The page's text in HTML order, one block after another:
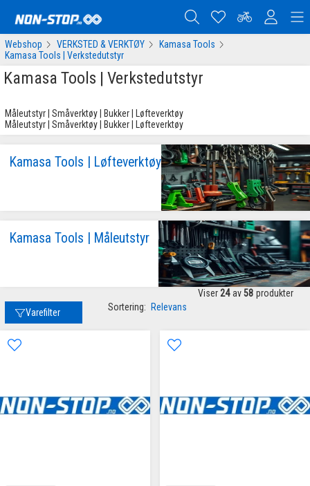
Webshop VERKSTED & VERKTØY
Kamasa Tools
Kamasa Tools | Verkstedutstyr
Kamasa Tools | Verkstedutstyr
Måleutstyr | Småverktøy | Bukker | Løfteverktøy
Måleutstyr | Småverktøy | Bukker | Løfteverktøy
Kamasa Tools | Løfteverktøy
Kamasa Tools | Måleutstyr
Varefilter Sortering: Relevans
Viser 24 av 58 produkter